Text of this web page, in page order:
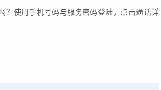
？使用手机号码与服务密码登陆，点击通话详